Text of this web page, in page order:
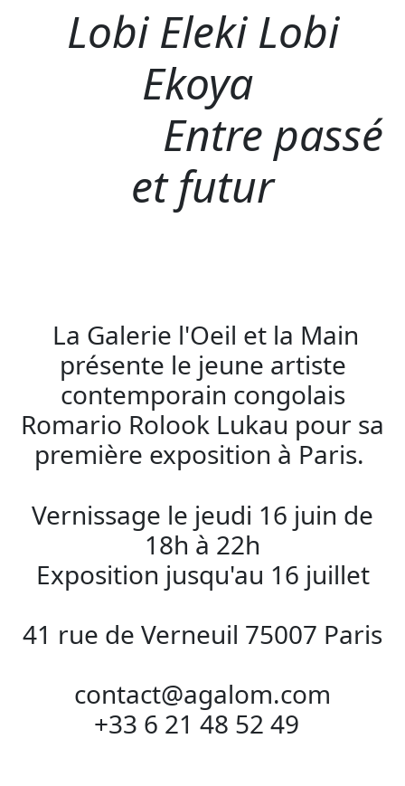
Lobi Eleki Lobi
Ekoya
Entre passé
et futur
La Galerie l'Oeil et la Main
présente le jeune artiste
contemporain congolais
Romario Rolook Lukau pour sa
première exposition à Paris.
Vernissage le jeudi 16 juin de
18h à 22h
Exposition jusqu'au 16 juillet
41 rue de Verneuil 75007 Paris
contact@agalom.com
+33 6 21 48 52 49